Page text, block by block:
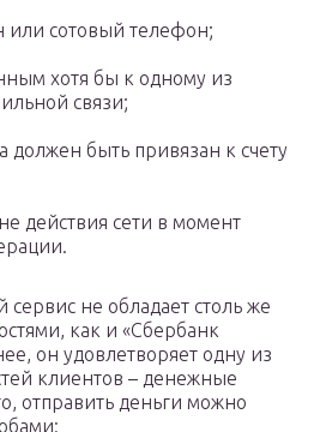
или сотовый телефон;
хотя бы к одному из
связи;
быть привязан к счету
действия сети в момент
не обладает столь же
как и «Сбербанк
он удовлетворяет одну из
клиентов – денежные
отправить деньги можно